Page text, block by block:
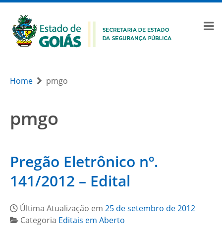
Home pmgo
pmgo
Pregão Eletrônico nº.
141/2012 – Edital
Última Atualização em 25 de setembro de 2012
Categoria Editais em Aberto